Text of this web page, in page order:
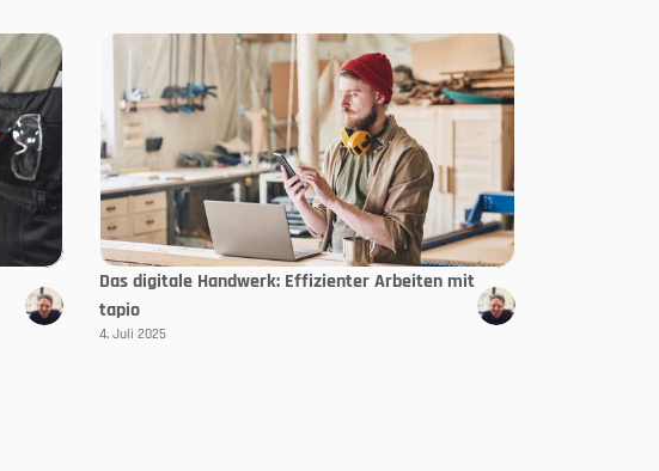
Das digitale Handwerk: Effizienter Arbeiten mit
tapio
4. Juli 2025